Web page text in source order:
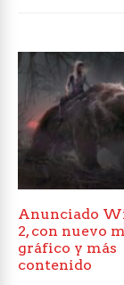
Anunciado
2, con nuevo
gráfico y más
contenido